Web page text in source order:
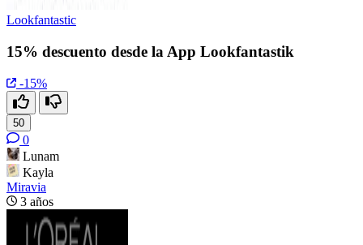
Lookfantastic
15% descuento desde la App Lookfantastik
-15%
50
0
Lunam
Kayla
Miravia
3 años